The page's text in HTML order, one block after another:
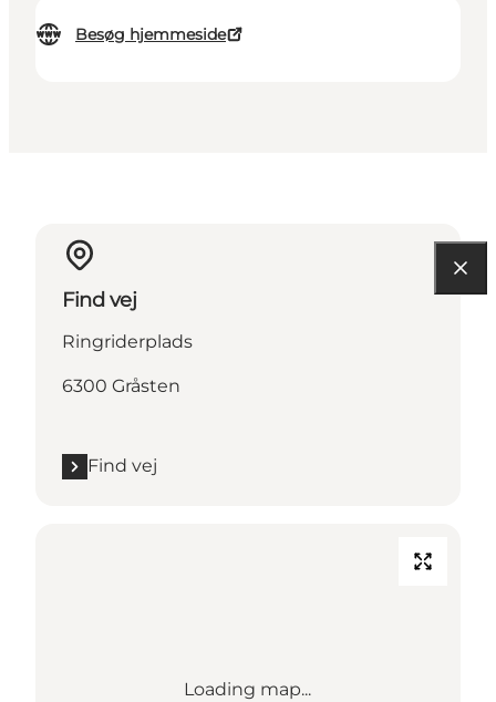
Besøg hjemmeside
Find vej
Ringriderplads
6300 Gråsten
Find vej
Loading map...